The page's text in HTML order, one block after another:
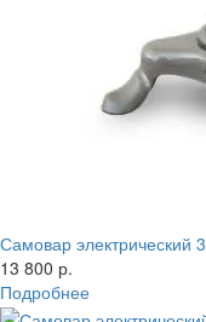
Самовар электрический
13 800 р.
Подробнее